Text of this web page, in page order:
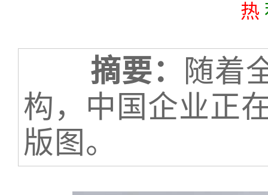
热
摘要：
随着
构，中国企业正
版图。